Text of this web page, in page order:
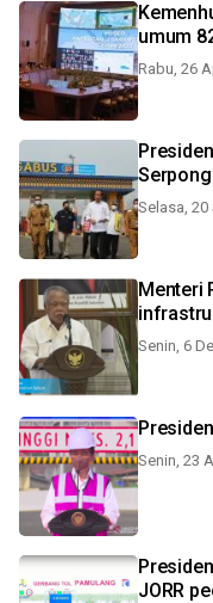
umum
Rabu, 26
Selasa, 20
Menteri
Senin, 6
Senin, 23
JORR